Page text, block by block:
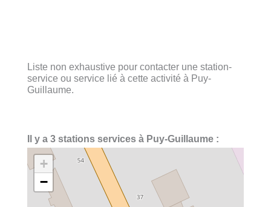
Liste non exhaustive pour contacter une station-
service ou service lié à cette activité à Puy-
Guillaume.
Il y a 3 stations services à Puy-Guillaume :
+
−